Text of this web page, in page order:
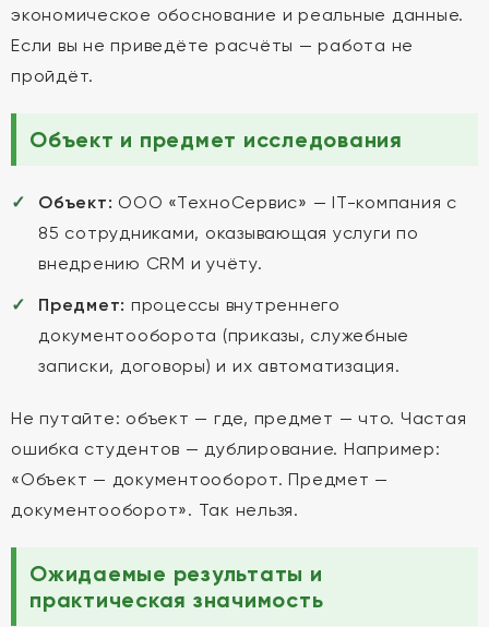
экономическое обоснование и реальные данные.
Если вы не приведёте расчёты — работа не
пройдёт.
Объект и предмет исследования
Объект: ООО «ТехноСервис» — IT-компания с
85 сотрудниками, оказывающая услуги по
внедрению CRM и учёту.
Предмет: процессы внутреннего
документооборота (приказы, служебные
записки, договоры) и их автоматизация.
Не путайте: объект — где, предмет — что. Частая
ошибка студентов — дублирование. Например:
«Объект — документооборот. Предмет —
документооборот». Так нельзя.
Ожидаемые результаты и
практическая значимость